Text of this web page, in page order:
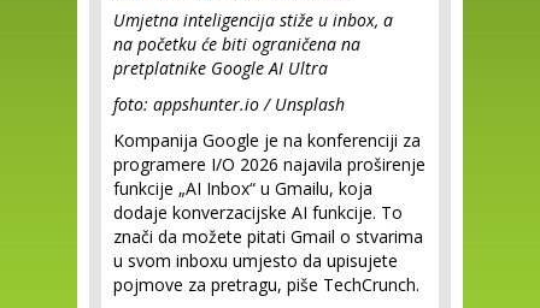
Umjetna inteligencija stiže u inbox, a
na početku će biti ograničena na
pretplatnike Google AI Ultra
foto: appshunter.io / Unsplash
Kompanija Google je na konferenciji za
programere I/O 2026 najavila proširenje
funkcije „AI Inbox“ u Gmailu, koja
dodaje konverzacijske AI funkcije. To
znači da možete pitati Gmail o stvarima
u svom inboxu umjesto da upisujete
pojmove za pretragu, piše TechCrunch.